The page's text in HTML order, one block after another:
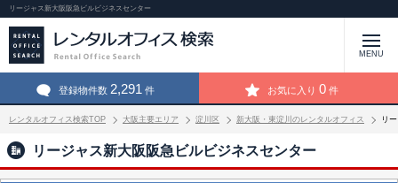
リージャス新大阪阪急ビルビジネスセンター
MENU
登録物件数 2,291 件 お気に入り 0 件
レンタルオフィス検索TOP 大阪主要エリア 淀川区 新大阪・東淀川のレンタルオフィス リ
リージャス新大阪阪急ビルビジネスセンター